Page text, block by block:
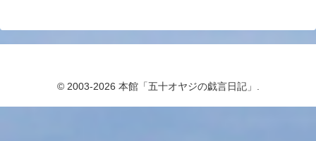
© 2003-2026 本館「五十オヤジの戯言日記」.